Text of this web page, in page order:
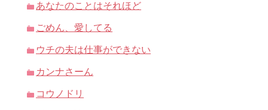
あなたのことはそれほど
ごめん、愛してる
ウチの夫は仕事ができない
カンナさーん
コウノドリ